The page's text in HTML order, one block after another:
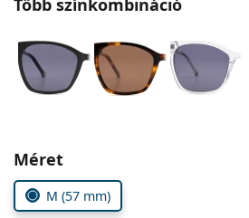
Precision
Total
Méret
M (57 mm)